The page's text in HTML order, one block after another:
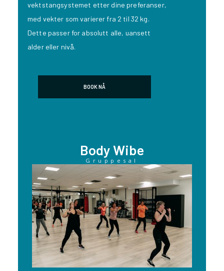
vektstangsystemet etter dine preferanser,
med vekter som varierer fra 2 til 32 kg.
Dette passer for absolutt alle, uansett
alder eller nivå.
BOOK NÅ
Body Wibe
Gruppesal